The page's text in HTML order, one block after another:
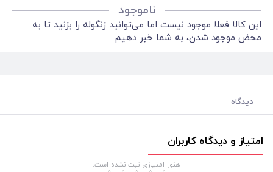
ناموجود
این کالا فعلا موجود نیست اما می‌توانید زنگوله را بزنید تا به
محض موجود شدن، به شما خبر دهیم
دیدگاه
امتیاز و دیدگاه کاربران
هنوز امتیازی ثبت نشده است.